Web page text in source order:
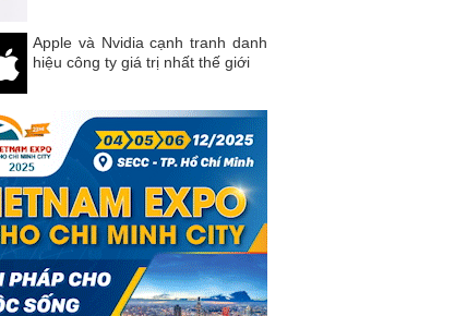
Apple và Nvidia cạnh tranh danh
hiệu công ty giá trị nhất thế giới